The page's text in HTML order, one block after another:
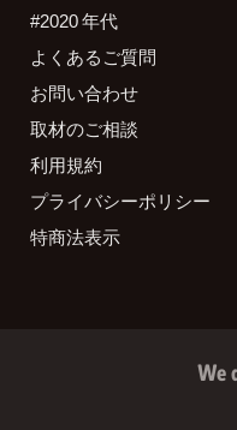
#2020 年代
よくあるご質問
お問い合わせ
取材のご相談
利用規約
プライバシーポリシー
特商法表示
We